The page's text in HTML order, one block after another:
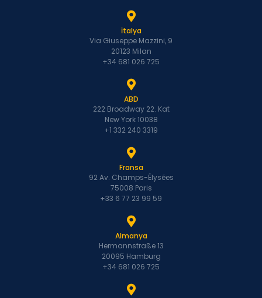
İtalya
Via Giuseppe Mazzini, 9
20123 Milan
+34 681 026 725
ABD
222 Broadway 22. Kat
New York 10038
+1 332 240 3319
Fransa
92 Av. Champs-Élysées
75008 Paris
+33 6 77 23 99 59
Almanya
Hermannstraße 13
20095 Hamburg
+34 681 026 725